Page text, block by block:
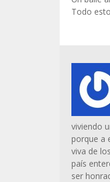
Todo
viviendo
porque a
viva de
país
ser